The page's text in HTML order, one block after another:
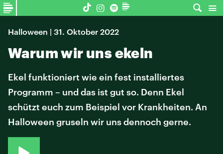
Halloween | 31. Oktober 2022
Warum wir uns ekeln
Ekel funktioniert wie ein fest installiertes
Programm – und das ist gut so. Denn Ekel
schützt euch zum Beispiel vor Krankheiten. An
Halloween gruseln wir uns dennoch gerne.